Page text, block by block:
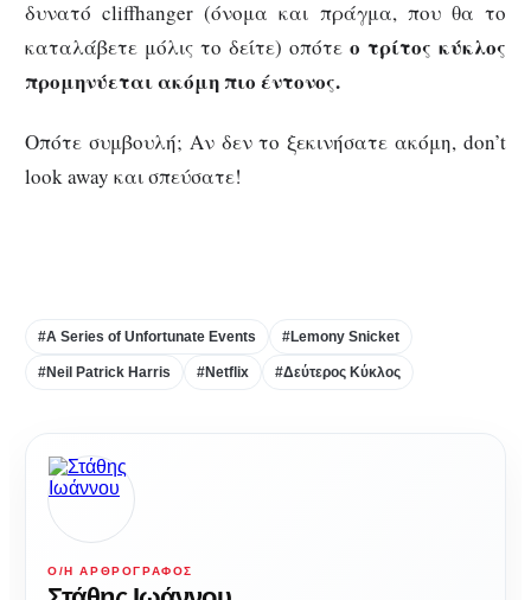
δυνατό cliffhanger (όνομα και πράγμα, που θα το
καταλάβετε μόλις το δείτε) οπότε ο τρίτος κύκλος
προμηνύεται ακόμη πιο έντονος.
Οπότε συμβουλή; Αν δεν το ξεκινήσατε ακόμη, don’t
look away και σπεύσατε!
#A Series of Unfortunate Events #Lemony Snicket
#Neil Patrick Harris #Netflix #Δεύτερος Κύκλος
Ο/Η ΑΡΘΡΟΓΡΆΦΟΣ